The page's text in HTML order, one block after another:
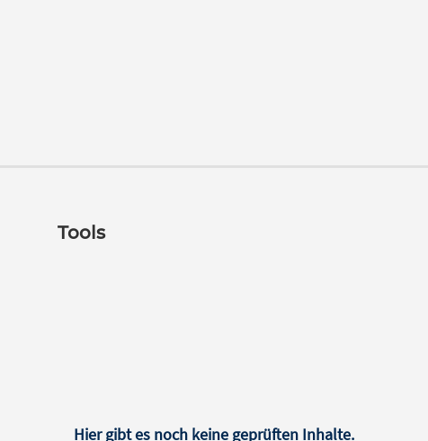
Tools
Hier gibt es noch keine geprüften Inhalte.